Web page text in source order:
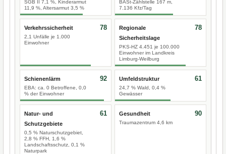
SGB II 7,1 %, Kinderarmut
11,9 %, Altersarmut 3,5 %
BASt-Zählstelle 167 m,
7.136 Kfz/Tag
Verkehrssicherheit
2,1 Unfälle je 1.000
Einwohner
78
Regionale
Sicherheitslage
PKS-HZ 4.451 je 100.000
Einwohner im Landkreis
Limburg-Weilburg
78
Schienenlärm
EBA: ca. 0 Betroffene, 0,0
% der Einwohner
92 Umfeldstruktur
24,7 % Wald, 0,4 %
Gewässer
61
Natur- und
Schutzgebiete
0,5 % Naturschutzgebiet,
2,8 % FFH, 1,6 %
Landschaftsschutz, 0,1 %
Naturpark
61 Gesundheit
Traumazentrum 4,6 km
90